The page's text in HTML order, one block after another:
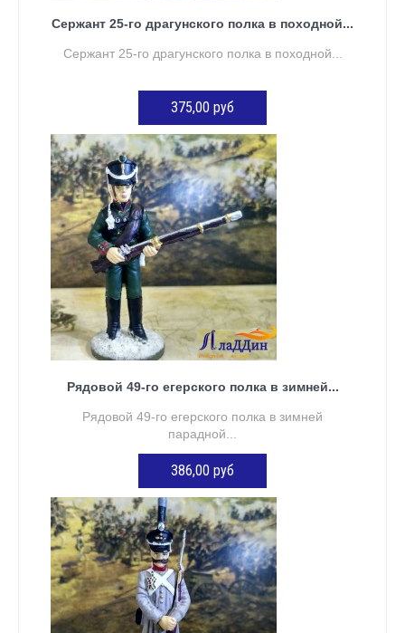
Сержант 25-го драгунского полка в походной...
Сержант 25-го драгунского полка в походной...
375,00 руб
Нет в наличии
Рядовой 49-го егерского полка в зимней...
Рядовой 49-го егерского полка в зимней
парадной...
386,00 руб
Нет в наличии